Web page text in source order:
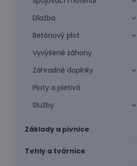
Dlažba
Betónový plot
Vyvýšené záhony
Záhradné doplnky
Ploty a pletivá
Služby
Základy a pivnice
Tehly a tvárnice